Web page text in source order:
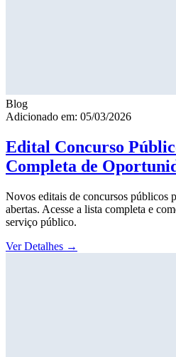
Blog
Adicionado em: 05/03/2026
Edital Concurso
Completa de
Novos editais de concursos públicos
abertas. Acesse a lista completa e
serviço público.
Ver Detalhes →